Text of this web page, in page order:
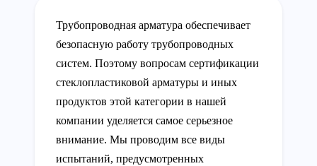
Трубопроводная арматура обеспечивает
безопасную работу трубопроводных
систем. Поэтому вопросам сертификации
стеклопластиковой арматуры и иных
продуктов этой категории в нашей
компании уделяется самое серьезное
внимание. Мы проводим все виды
испытаний, предусмотренных